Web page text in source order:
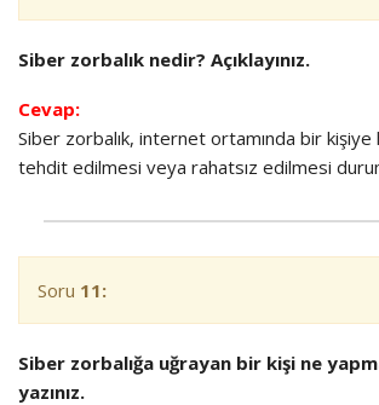
Siber zorbalık nedir? Açıklayınız.
Cevap:
Siber zorbalık, internet ortamında bir
tehdit edilmesi veya rahatsız edilmesi
Soru 11:
Siber zorbalığa uğrayan bir kişi ne
yazınız.